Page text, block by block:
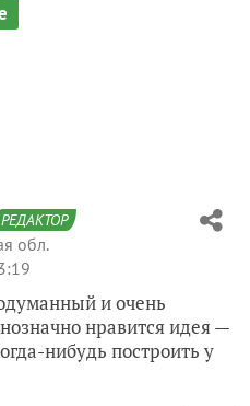
РЕДАКТОР
обл.
и очень
нравится идея —
нибудь построить у